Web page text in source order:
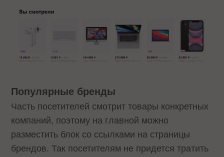
Популярные бренды
Часть посетителей смотрит товары конкретных
компаний, поэтому на главной можно
разместить блок со ссылками на страницы
брендов. Так посетителям не придется тратить